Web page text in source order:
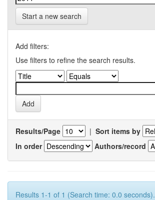
Start a new search
Add filters:
Use filters to refine the search results.
Results/Page | Sort items by
In order
Authors/record
Results 1-1 of 1 (Search time: 0.0 seconds).